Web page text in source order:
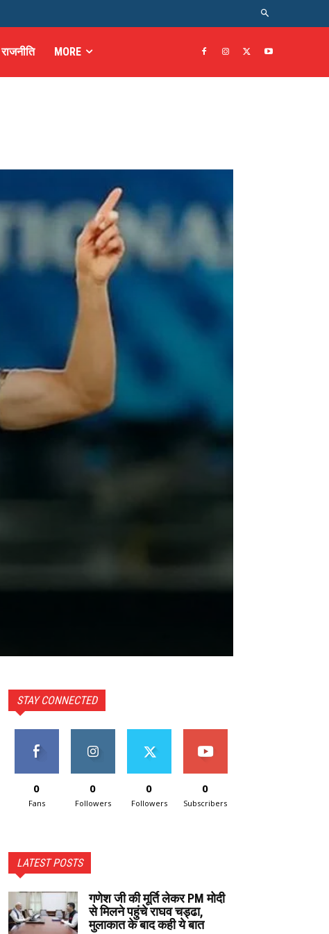
राजनीति MORE
STAY CONNECTED
0
Fans
0
Followers
0
Followers
0
Subscribers
LATEST POSTS
गणेश जी की मूर्ति लेकर PM मोदी
से मिलने पहुंचे राघव चड्ढा,
मुलाकात के बाद कही ये बात